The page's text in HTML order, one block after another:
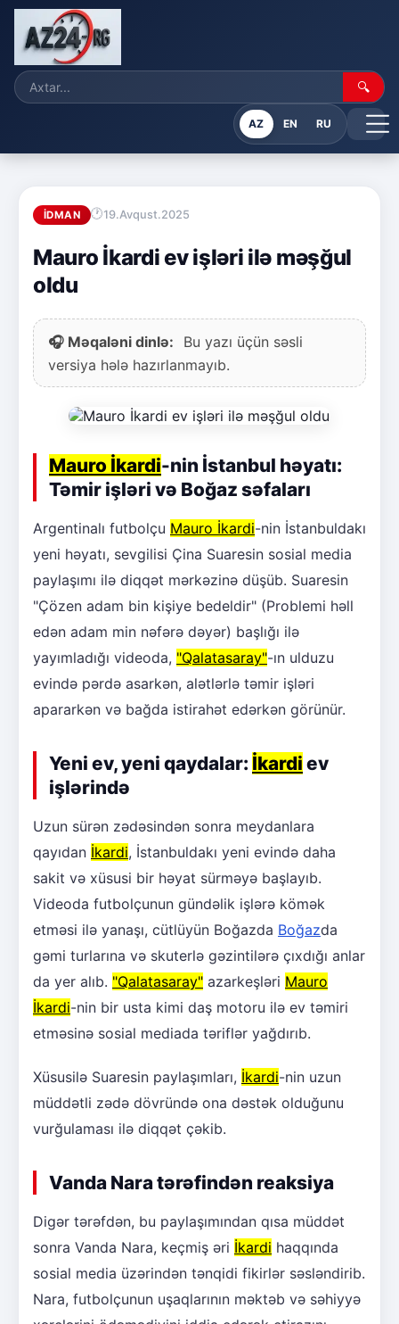
🔍
AZ EN RU
İDMAN 19.Avqust.2025
Mauro İkardi ev işləri ilə məşğul
oldu
🎧 Məqaləni dinlə:
Bu yazı üçün səsli
versiya hələ hazırlanmayıb.
Mauro İkardi-nin İstanbul həyatı:
Təmir işləri və Boğaz səfaları
Argentinalı futbolçu Mauro İkardi-nin İstanbuldakı
yeni həyatı, sevgilisi Çina Suaresin sosial media
paylaşımı ilə diqqət mərkəzinə düşüb. Suaresin
"Çözen adam bin kişiye bedeldir" (Problemi həll
edən adam min nəfərə dəyər) başlığı ilə
yayımladığı videoda, "Qalatasaray"-ın ulduzu
evində pərdə asarkən, alətlərlə təmir işləri
apararkən və bağda istirahət edərkən görünür.
Yeni ev, yeni qaydalar: İkardi ev
işlərində
Uzun sürən zədəsindən sonra meydanlara
qayıdan İkardi, İstanbuldakı yeni evində daha
sakit və xüsusi bir həyat sürməyə başlayıb.
Videoda futbolçunun gündəlik işlərə kömək
etməsi ilə yanaşı, cütlüyün Boğazda Boğazda
gəmi turlarına və skuterlə gəzintilərə çıxdığı anlar
da yer alıb. "Qalatasaray" azarkeşləri Mauro
İkardi-nin bir usta kimi daş motoru ilə ev təmiri
etməsinə sosial mediada təriflər yağdırıb.
Xüsusilə Suaresin paylaşımları, İkardi-nin uzun
müddətli zədə dövründə ona dəstək olduğunu
vurğulaması ilə diqqət çəkib.
Vanda Nara tərəfindən reaksiya
Digər tərəfdən, bu paylaşımından qısa müddət
sonra Vanda Nara, keçmiş əri İkardi haqqında
sosial media üzərindən tənqidi fikirlər səsləndirib.
Nara, futbolçunun uşaqlarının məktəb və səhiyyə